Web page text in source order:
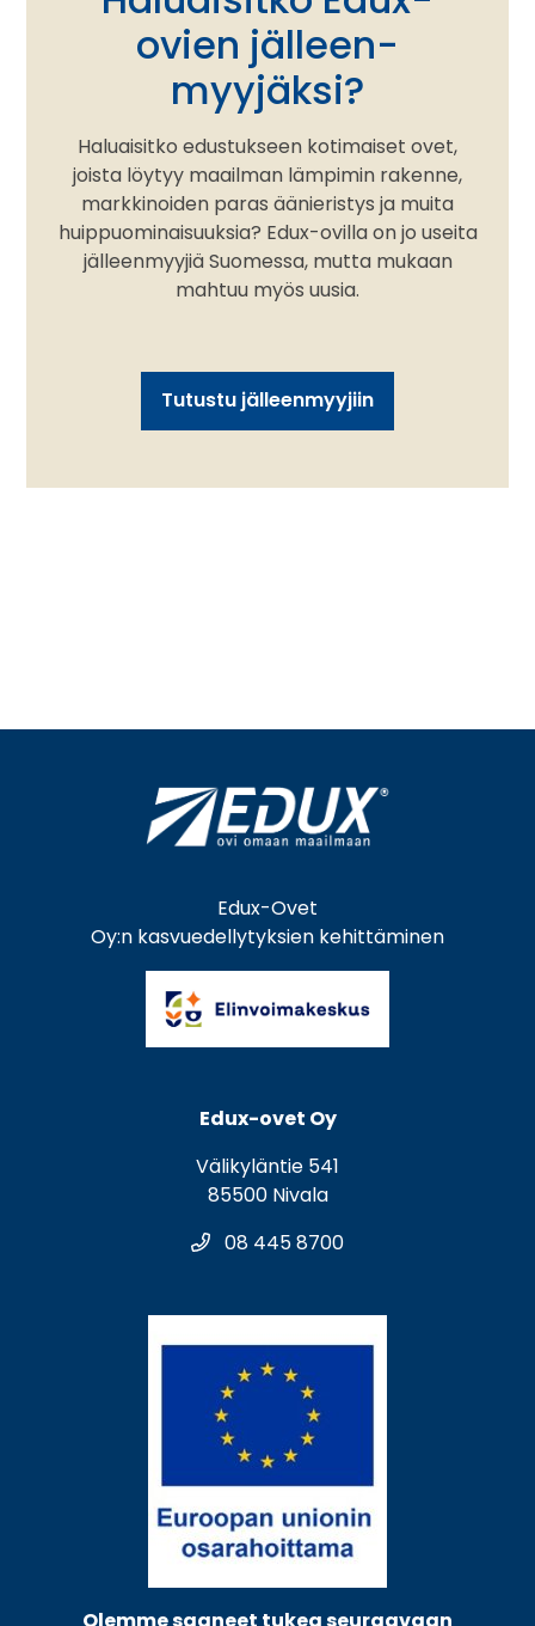
ovien jälleen­
myyjäksi?
Haluaisitko edustukseen kotimaiset ovet,
joista löytyy maailman lämpimin rakenne,
markkinoiden paras äänieristys ja muita
huippuominaisuuksia? Edux-ovilla on jo useita
jälleenmyyjiä Suomessa, mutta mukaan
mahtuu myös uusia.
Tutustu jälleenmyyjiin
Edux-Ovet
Oy:n kasvuedellytyksien kehittäminen
Edux-ovet Oy
Välikyläntie 541
85500 Nivala
08 445 8700
Olemme saaneet tukea seuraavaan